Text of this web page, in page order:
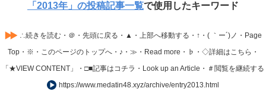
「2013年」の投稿記事一覧で使用したキーワード
∴続きを読む・＠・先頭に戻る・▲・上部へ移動する・↑・( ｀ー´)ノ・Page
Top・※・このページのトップへ・♪・≫・Read more・♭・◇詳細はこちら・
「★VIEW CONTENT」・□■記事はコチラ・Look up an Article・＃閲覧を継続する
https://www.medatin48.xyz/archive/entry2013.html